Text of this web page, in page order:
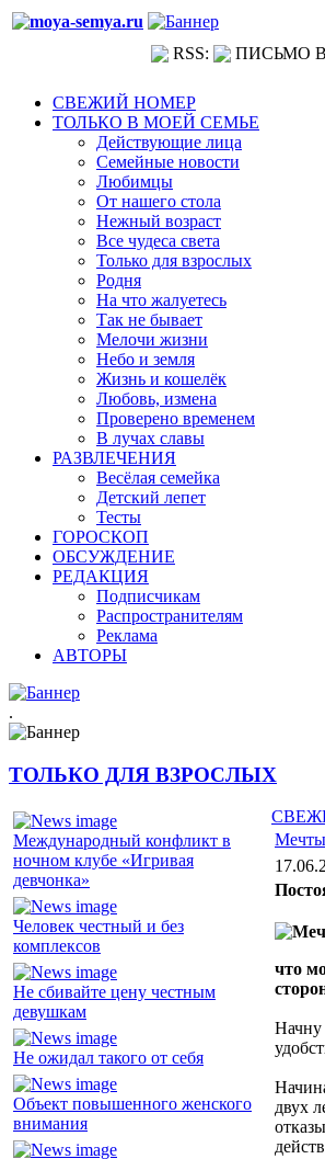
RSS: ПИСЬМО
СВЕЖИЙ НОМЕР
ТОЛЬКО В МОЕЙ СЕМЬЕ
Действующие лица
Семейные новости
Любимцы
От нашего стола
Нежный возраст
Все чудеса света
Только для взрослых
Родня
На что жалуетесь
Так не бывает
Мелочи жизни
Небо и земля
Жизнь и кошелёк
Любовь, измена
Проверено временем
В лучах славы
РАЗВЛЕЧЕНИЯ
Весёлая семейка
Детский лепет
Тесты
ГОРОСКОП
ОБСУЖДЕНИЕ
РЕДАКЦИЯ
Подписчикам
Распространителям
Реклама
АВТОРЫ
.
ТОЛЬКО ДЛЯ ВЗРОСЛЫХ
Международный конфликт в
ночном клубе «Игривая
девчонка»
Человек честный и без
комплексов
Не сбивайте цену честным
девушкам
Не ожидал такого от себя
Объект повышенного женского
внимания
Мечты
что
Начну
двух